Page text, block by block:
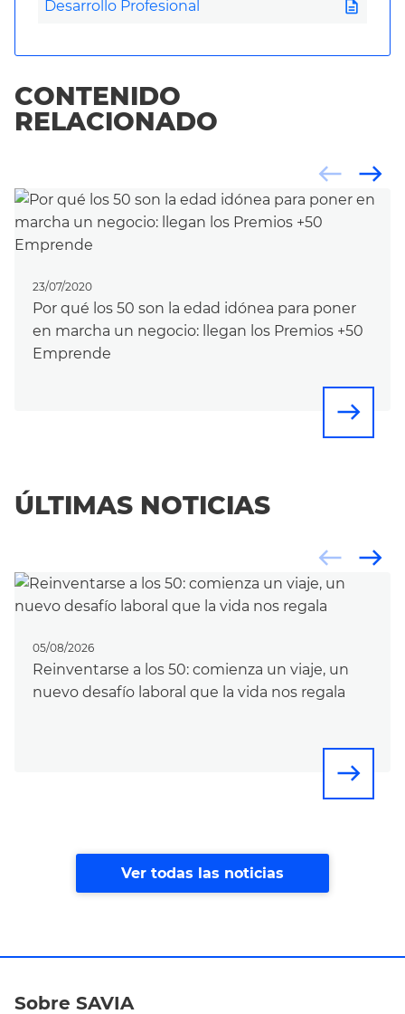
Desarrollo Profesional description
CONTENIDO
RELACIONADO
23/07/2020
Por qué los 50 son la edad idónea para poner
en marcha un negocio: llegan los Premios +50
Emprende
east
east
west
ÚLTIMAS NOTICIAS
05/08/2026
Reinventarse a los 50: comienza un viaje, un
nuevo desafío laboral que la vida nos regala
east
east
west
Ver todas las noticias
Sobre SAVIA